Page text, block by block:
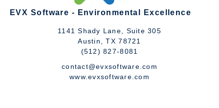
EVX Software - Environmental Excellence
1141 Shady Lane, Suite 305
Austin, TX 78721
(512) 827-8081
contact@evxsoftware.com
www.evxsoftware.com